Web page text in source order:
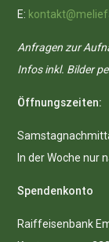
E:
Anfragen zur
Infos inkl. Bilder
Öffnungszeiten:
In der Woche nur
Spendenkonto
Raiffeisenbank